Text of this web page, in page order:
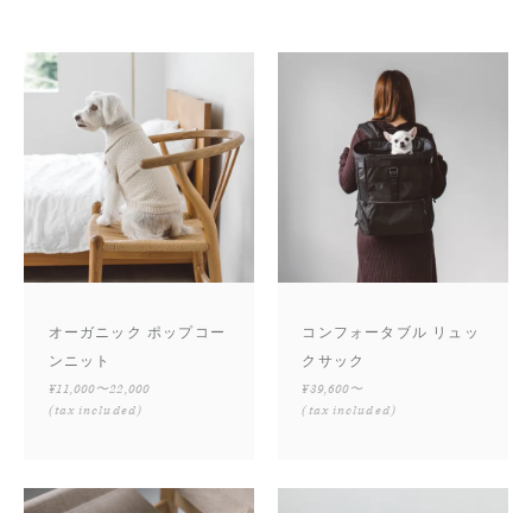
オーガニック ポップコー
ンニット
¥11,000〜22,000
(tax included)
コンフォータブル リュッ
クサック
¥39,600〜
(tax included)